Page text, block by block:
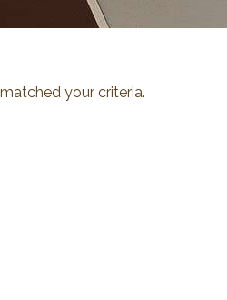
your criteria.